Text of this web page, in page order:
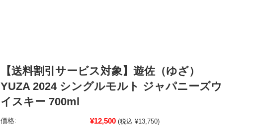
【送料割引サービス対象】遊佐（ゆざ）
YUZA 2024 シングルモルト ジャパニーズウ
イスキー 700ml
価格: ¥12,500 (税込 ¥13,750)